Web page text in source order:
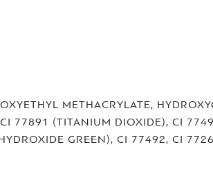
METHACRYLATE,
77891 (TITANIUM DIOXIDE), CI
GREEN), CI 77492, CI